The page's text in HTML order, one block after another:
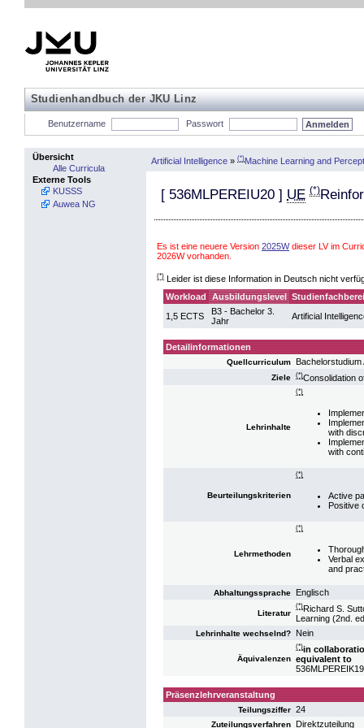
Studienhandbuch der JKU Linz
Benutzername Passwort
Übersicht
Alle Curricula
Externe Tools
KUSSS
Auwea NG
Artificial Intelligence » (*)Machine Learning and
[ 536MLPEREIU20 ] UE (*)
Es ist eine neuere Version 2025Wdieser LV im
2026W vorhanden.
(*) Leider ist diese Information in Deutsch nicht
Workload
Ausbildungslevel
1,5 ECTS
B3 - Bachelor 3.
Jahr
Artificial
Detailinformationen
Quellcurriculum Bachelorstudium
Ziele (*)Consolidation
Lehrinhalte
(*)
with
with
Beurteilungskriterien
(*)
Active
Positive
Lehrmethoden
(*)
Verbal
and
Abhaltungssprache Englisch
Literatur
(*)Richard S.
Learning (2nd.
Lehrinhalte wechselnd? Nein
Äquivalenzen
(*)in
equivalent to
Präsenzlehrveranstaltung
Teilungsziffer 24
Zuteilungsverfahren Direktzuteilung